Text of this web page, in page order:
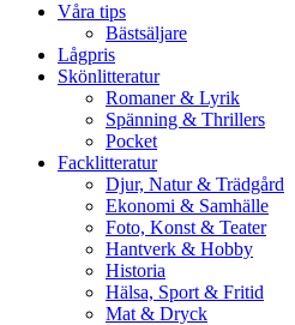
Våra tips
Bästsäljare
Lågpris
Skönlitteratur
Romaner & Lyrik
Spänning & Thrillers
Pocket
Facklitteratur
Djur, Natur & Trädgård
Ekonomi & Samhälle
Foto, Konst & Teater
Hantverk & Hobby
Historia
Hälsa, Sport & Fritid
Mat & Dryck